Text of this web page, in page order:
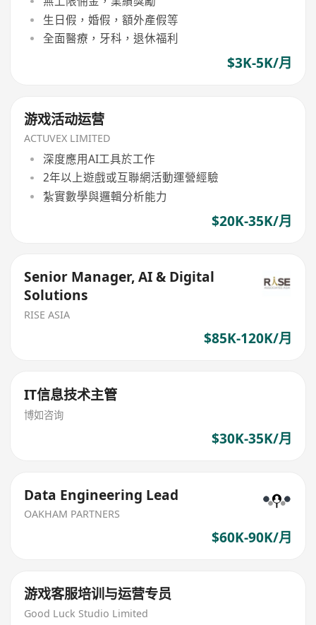
生日假，婚假，額外產假等
全面醫療，牙科，退休福利
$3K-5K/月
游戏活动运营
ACTUVEX LIMITED
深度應用AI工具於工作
2年以上遊戲或互聯網活動運營經驗
紮實數學與邏輯分析能力
$20K-35K/月
Senior Manager, AI & Digital
Solutions
RISE ASIA
$85K-120K/月
IT信息技术主管
博如咨询
$30K-35K/月
Data Engineering Lead
OAKHAM PARTNERS
$60K-90K/月
游戏客服培训与运营专员
Good Luck Studio Limited